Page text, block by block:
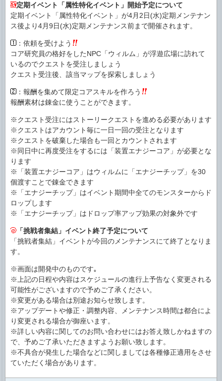
定期イベント「属性特化イベント」開始予定について
定期イベント「属性特化イベント」が4月2日(水)定期メンテナン
ス後より4月9日(水)定期メンテナンス前まで開催されます。
：依頼を受けよう
コア研究員の格好をしたNPC「ウィルム」が浮遊広場に訪れて
いるのでクエストを受注しましょう
クエスト受注後、該当マップを探索しましょう
：報酬を集めて限定コアスキルを作ろう
報酬素材は錬金に使うことができます。
※クエスト受注にはストーリークエストを進める必要があります
※クエストはアカウント毎に一日一回の受注となります
※クエストを破棄した場合も一回とカウントされます
※同日中に再度受注をするには「装置エナジーコア」が必要とな
ります
※「装置エナジーコア」はウィルムに「エナジーチップ」を30
個渡すことで錬金できます
※「エナジーチップ」はイベント期間中全てのモンスターからド
ロップします
※「エナジーチップ」はドロップ率アップ効果の対象外です
「挑戦者集結」イベント終了予定について
「挑戦者集結」イベントが今回のメンテナンスにて終了となりま
す。
※画面は開発中のものです｡
※上記の日程や内容はスケジュールの進行上予告なく変更される
可能性がございますので予めご了承ください。
※変更がある場合は別途お知らせ致します。
※アップデートや修正・調整内容、メンテナンス時間は都合によ
り変更される場合が御座います。
※詳しい内容に関してのお問い合わせにはお答え致しかねますの
で、予めご了承いただきますようお願い致します。
※不具合が発生した場合などに関しましては各種修正適用をさせ
ていただく場合があります。